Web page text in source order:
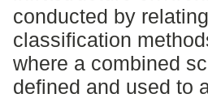
conducted by
classification
where a combined
defined and used to